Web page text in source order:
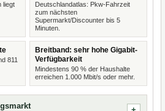
liegt
Deutschlandatlas: Pkw-Fahrzeit
zum nächsten
Supermarkt/Discounter bis 5
Minuten.
811
Breitband: sehr hohe Gigabit-
Verfügbarkeit
Mindestens 90 % der Haushalte
erreichen 1.000 Mbit/s oder mehr.